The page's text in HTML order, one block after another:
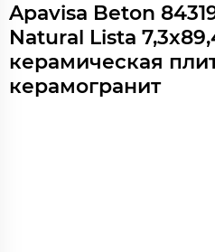
Apavisa Beton
Natural Lista
керамическая
керамогранит